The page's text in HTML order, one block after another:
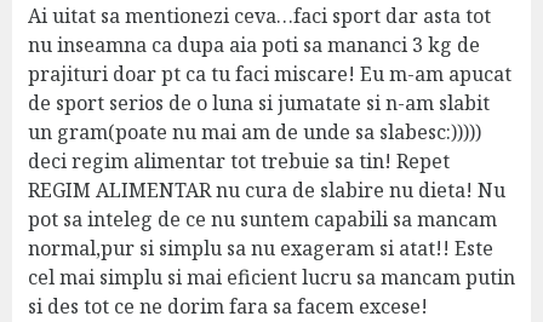
s
:
Ai uitat sa mentionezi ceva…faci sport dar asta tot
nu inseamna ca dupa aia poti sa mananci 3 kg de
prajituri doar pt ca tu faci miscare! Eu m-am apucat
de sport serios de o luna si jumatate si n-am slabit
un gram(poate nu mai am de unde sa slabesc:)))))
deci regim alimentar tot trebuie sa tin! Repet
REGIM ALIMENTAR nu cura de slabire nu dieta! Nu
pot sa inteleg de ce nu suntem capabili sa mancam
normal,pur si simplu sa nu exageram si atat!! Este
cel mai simplu si mai eficient lucru sa mancam putin
si des tot ce ne dorim fara sa facem excese!